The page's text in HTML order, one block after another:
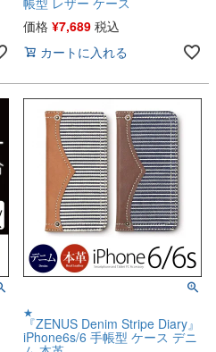
価格 ¥7,689 税込
カートに入れる
★
『ZENUS Denim Stripe Diary』
iPhone6s/6 手帳型 ケース デニ